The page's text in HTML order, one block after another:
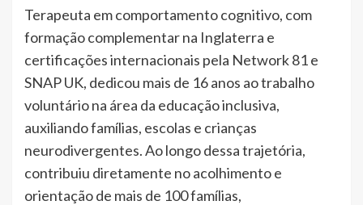
Terapeuta em comportamento cognitivo, com
formação complementar na Inglaterra e
certificações internacionais pela Network 81 e
SNAP UK, dedicou mais de 16 anos ao trabalho
voluntário na área da educação inclusiva,
auxiliando famílias, escolas e crianças
neurodivergentes. Ao longo dessa trajetória,
contribuiu diretamente no acolhimento e
orientação de mais de 100 famílias,